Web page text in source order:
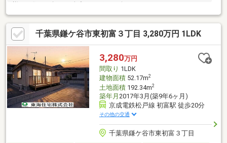
千葉県鎌ケ谷市東初富３丁目 3,280万円 1LDK
3,280万円
間取り 1LDK
建物面積52.17m2
土地面積192.34m2
築年月 2017年3月(築9年6ヶ月)
京成電鉄松戸線 初富駅 徒歩20分
その他の交通
千葉県鎌ケ谷市東初富３丁目